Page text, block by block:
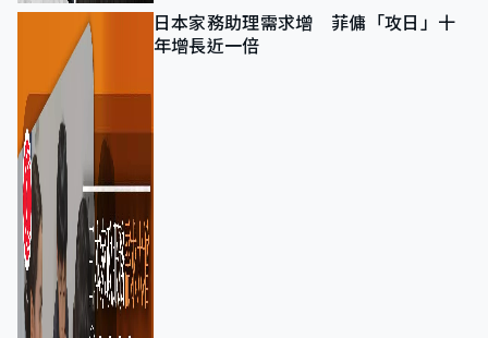
日本家務助理需求增 菲傭「攻日」十
年增長近一倍